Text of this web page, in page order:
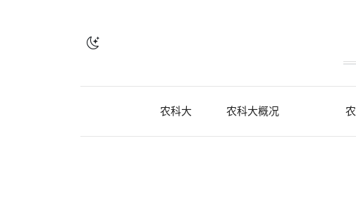
农科大 农科大概况